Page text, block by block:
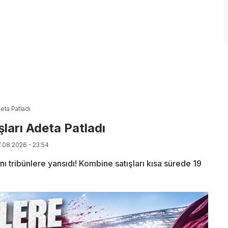
Patladı
Adeta Patladı
- 23:54
yansıdı! Kombine satışları kısa sürede 19